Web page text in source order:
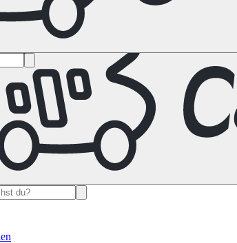
in Kanada CalgaryHalifax Toronto
HannoverKöln Leipzig München Stuttgart Alle
Mailand Rom Sardinien Alle Reiseziele in
Glasgow London Schottland Alle Ziele in
RatgeberReisemagazinFAQ Geschenk Gutschein